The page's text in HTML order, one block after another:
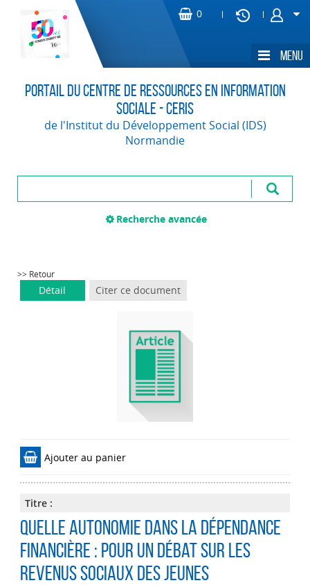
Portail du Centre de Ressources en Information
Sociale - CERIS
de l'Institut du Développement Social (IDS)
Normandie
Recherche avancée
>> Retour
Détail Citer ce document
Ajouter au panier
Titre :
Quelle autonomie dans la dépendance
financière : pour un débat sur les
revenus sociaux des jeunes